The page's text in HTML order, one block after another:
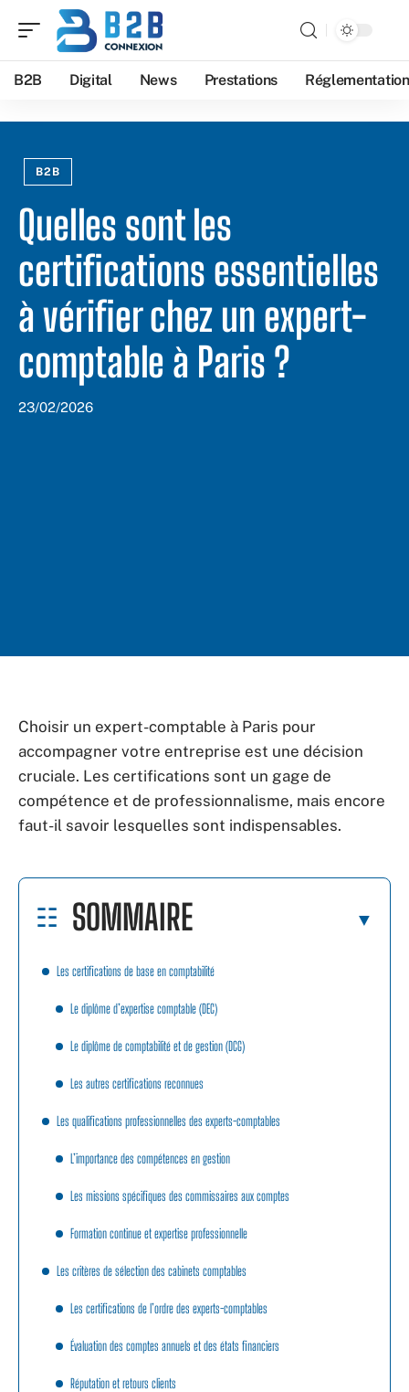
B2B Digital News Prestations Réglementation
B2B
Quelles sont les
certifications essentielles
à vérifier chez un expert-
comptable à Paris ?
23/02/2026
Choisir un expert-comptable à Paris pour
accompagner votre entreprise est une décision
cruciale. Les certifications sont un gage de
compétence et de professionnalisme, mais encore
faut-il savoir lesquelles sont indispensables.
SOMMAIRE
Les certifications de base en comptabilité
Le diplôme d’expertise comptable (DEC)
Le diplôme de comptabilité et de gestion (DCG)
Les autres certifications reconnues
Les qualifications professionnelles des experts-comptables
L’importance des compétences en gestion
Les missions spécifiques des commissaires aux comptes
Formation continue et expertise professionnelle
Les critères de sélection des cabinets comptables
Les certifications de l’ordre des experts-comptables
Évaluation des comptes annuels et des états financiers
Réputation et retours clients